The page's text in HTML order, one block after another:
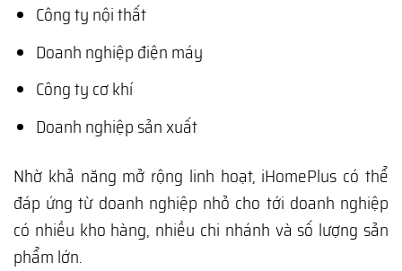
Công ty nội thất
Doanh nghiệp điện máy
Công ty cơ khí
Doanh nghiệp sản xuất
Nhờ khả năng mở rộng linh hoạt, iHomePlus có thể
đáp ứng từ doanh nghiệp nhỏ cho tới doanh nghiệp
có nhiều kho hàng, nhiều chi nhánh và số lượng sản
phẩm lớn.